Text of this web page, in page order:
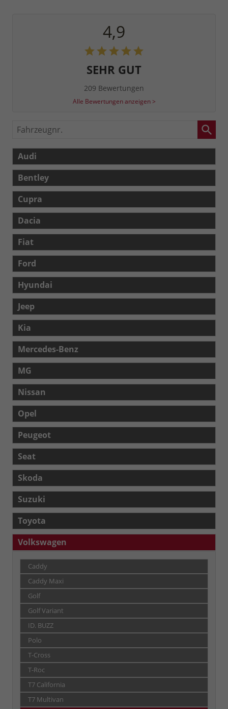
4,9
SEHR GUT
209 Bewertungen
Alle Bewertungen anzeigen >
Fahrzeugnr.
Audi
Bentley
Cupra
Dacia
Fiat
Ford
Hyundai
Jeep
Kia
Mercedes-Benz
MG
Nissan
Opel
Peugeot
Seat
Skoda
Suzuki
Toyota
Volkswagen
Caddy
Caddy Maxi
Golf
Golf Variant
ID. BUZZ
Polo
T-Cross
T-Roc
T7 California
T7 Multivan